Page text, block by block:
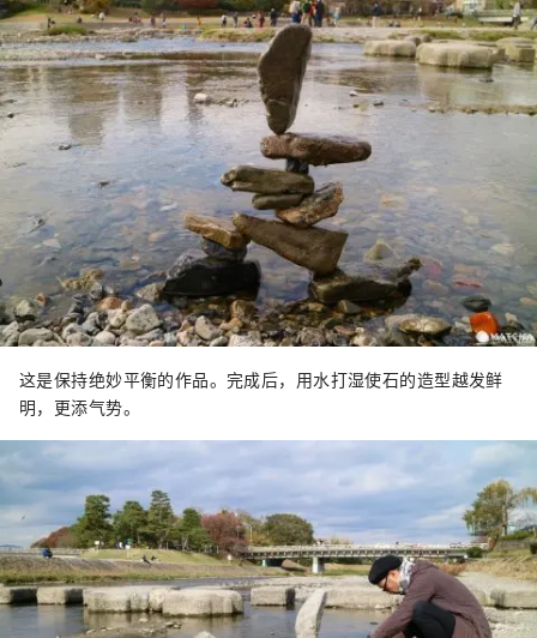
这是保持绝妙平衡的作品。完成后，用水打湿使石的造型越发鲜
明，更添气势。